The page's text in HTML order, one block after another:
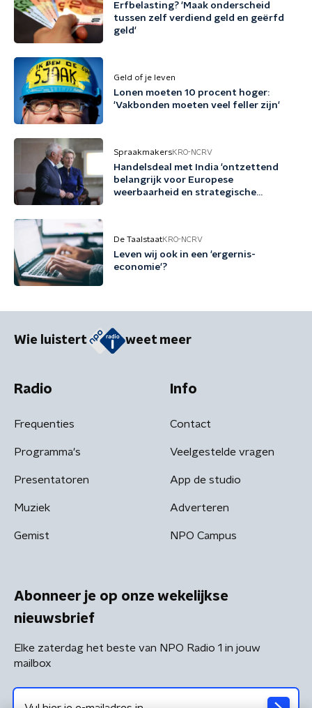
Erfbelasting? 'Maak onderscheid
tussen zelf verdiend geld en geërfd
geld'
Geld of je leven
Lonen moeten 10 procent hoger:
'Vakbonden moeten veel feller zijn'
SpraakmakersKRO-NCRV
Handelsdeal met India 'ontzettend
belangrijk voor Europese
weerbaarheid en strategische
De TaalstaatKRO-NCRV
Leven wij ook in een 'ergernis-
economie'?
Wie luistert weet meer
Radio
Frequenties
Programma's
Presentatoren
Muziek
Gemist
Info
Contact
Veelgestelde vragen
App de studio
Adverteren
NPO Campus
Abonneer je op onze wekelijkse
nieuwsbrief
Elke zaterdag het beste van NPO Radio 1 in jouw
mailbox